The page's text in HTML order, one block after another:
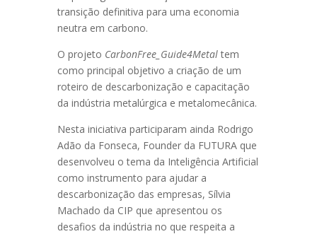
transição definitiva para uma economia
neutra em carbono.
O projeto CarbonFree_Guide4Metaltem
como principal objetivo a criação de um
roteiro de descarbonização e capacitação
da indústria metalúrgica e metalomecânica.
Nesta iniciativa participaram ainda Rodrigo
Adão da Fonseca, Founder da FUTURA que
desenvolveu o tema da Inteligência Artificial
como instrumento para ajudar a
descarbonização das empresas, Sílvia
Machado da CIP que apresentou os
desafios da indústria no que respeita a